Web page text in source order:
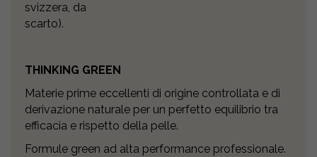
svizzera, da
scarto).
THINKING GREEN
Materie prime eccellenti di origine controllata e di
derivazione naturale per un perfetto equilibrio tra
efficacia e rispetto della pelle.
Formule green ad alta performance professionale.